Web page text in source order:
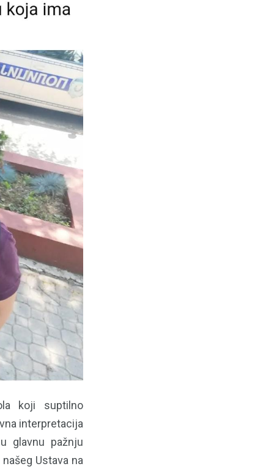
koji suptilno
interpretacija
glavnu pažnju
Ustava na